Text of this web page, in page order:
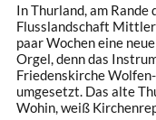
In Thurland, am
Flusslandschaft
paar Wochen eine
Orgel, denn das
Friedenskirche
umgesetzt. Das alte
Wohin, weiß